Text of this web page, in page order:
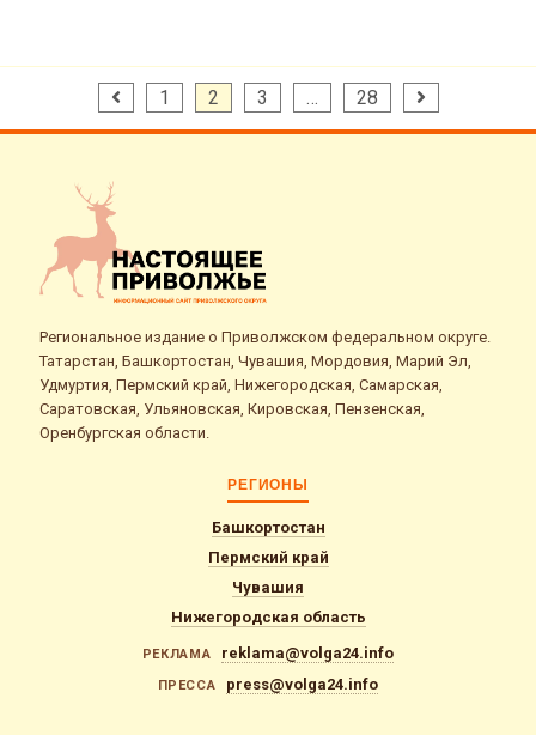
Пагинация
записей
1 2 3 … 28
Региональное издание о Приволжском федеральном округе.
Татарстан, Башкортостан, Чувашия, Мордовия, Марий Эл,
Удмуртия, Пермский край, Нижегородская, Самарская,
Саратовская, Ульяновская, Кировская, Пензенская,
Оренбургская области.
РЕГИОНЫ
Башкортостан
Пермский край
Чувашия
Нижегородская область
РЕКЛАМА reklama@volga24.info
ПРЕССА press@volga24.info